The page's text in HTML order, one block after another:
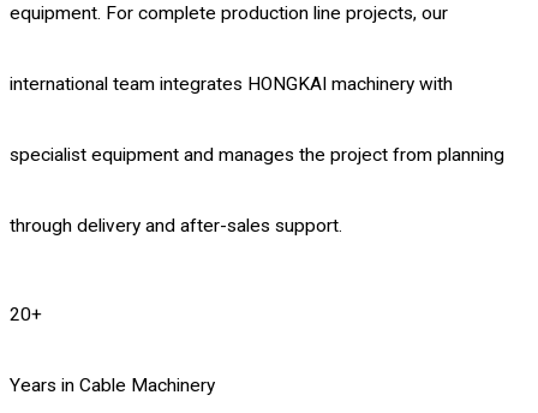
equipment. For complete production line projects, our
international team integrates HONGKAI machinery with
specialist equipment and manages the project from planning
through delivery and after-sales support.
20+
Years in Cable Machinery